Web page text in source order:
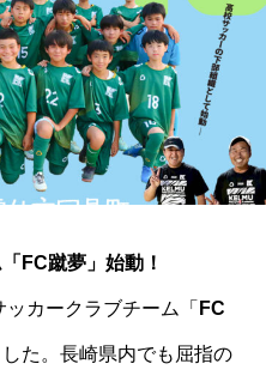
FC蹴夢」始動！
カークラブチーム「 FC
した。長崎県内でも屈指の